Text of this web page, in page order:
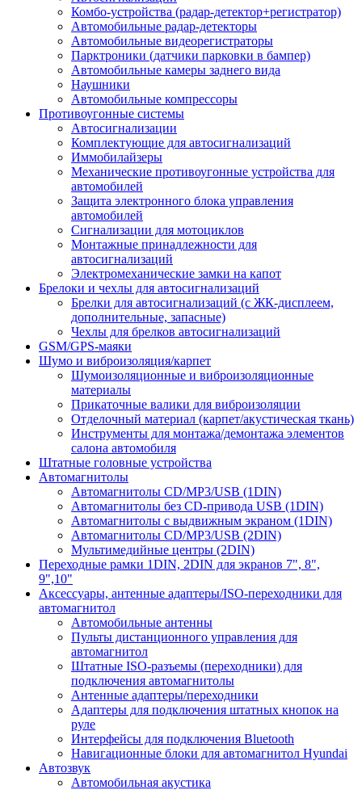
Комбо-устройства (радар-детектор+регистратор)
Автомобильные радар-детекторы
Автомобильные видеорегистраторы
Парктроники (датчики парковки в бампер)
Автомобильные камеры заднего вида
Наушники
Автомобильные компрессоры
Противоугонные системы
Автосигнализации
Комплектующие для автосигнализаций
Иммобилайзеры
Механические противоугонные устройства для
автомобилей
Защита электронного блока управления
автомобилей
Сигнализации для мотоциклов
Монтажные принадлежности для
автосигнализаций
Электромеханические замки на капот
Брелоки и чехлы для автосигнализаций
Брелки для автосигнализаций (с ЖК-дисплеем,
дополнительные, запасные)
Чехлы для брелков автосигнализаций
GSM/GPS-маяки
Шумо и виброизоляция/карпет
Шумоизоляционные и виброизоляционные
материалы
Прикаточные валики для виброизоляции
Отделочный материал (карпет/акустическая ткань)
Инструменты для монтажа/демонтажа элементов
салона автомобиля
Штатные головные устройства
Автомагнитолы
Автомагнитолы CD/MP3/USB (1DIN)
Автомагнитолы без CD-привода USB (1DIN)
Автомагнитолы с выдвижным экраном (1DIN)
Автомагнитолы CD/MP3/USB (2DIN)
Мультимедийные центры (2DIN)
Переходные рамки 1DIN, 2DIN для экранов 7", 8",
9",10"
Аксессуары, антенные адаптеры/ISO-переходники для
автомагнитол
Автомобильные антенны
Пульты дистанционного управления для
автомагнитол
Штатные ISO-разъемы (переходники) для
подключения автомагнитолы
Антенные адаптеры/переходники
Адаптеры для подключения штатных кнопок на
руле
Интерфейсы для подключения Bluetooth
Навигационные блоки для автомагнитол Hyundai
Автозвук
Автомобильная акустика